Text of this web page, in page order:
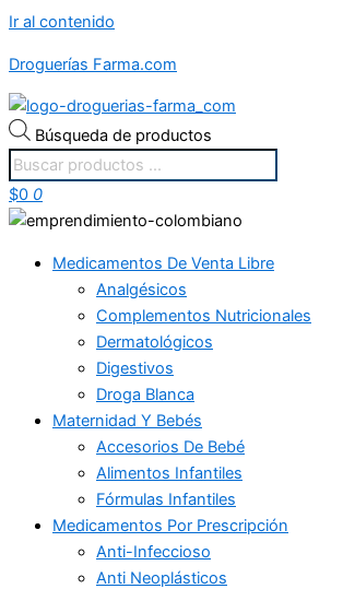
Ir al contenido
Droguerías Farma.com
Búsqueda de productos
$0 0
Medicamentos De Venta Libre
Analgésicos
Complementos Nutricionales
Dermatológicos
Digestivos
Droga Blanca
Maternidad Y Bebés
Accesorios De Bebé
Alimentos Infantiles
Fórmulas Infantiles
Medicamentos Por Prescripción
Anti-Infeccioso
Anti Neoplásticos